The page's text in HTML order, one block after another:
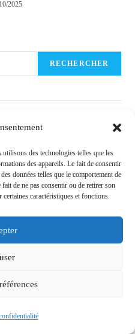
des technologies telles que les
des appareils. Le fait de consentir
données telles que le comportement de
de ne pas consentir ou de retirer son
caractéristiques et fonctions.
2025
RECHERCHER